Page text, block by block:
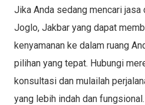
Jika Anda sedang mencari jasa
Joglo, Jakbar yang dapat
kenyamanan ke dalam ruang
pilihan yang tepat. Hubungi
konsultasi dan mulailah
yang lebih indah dan fungsional.